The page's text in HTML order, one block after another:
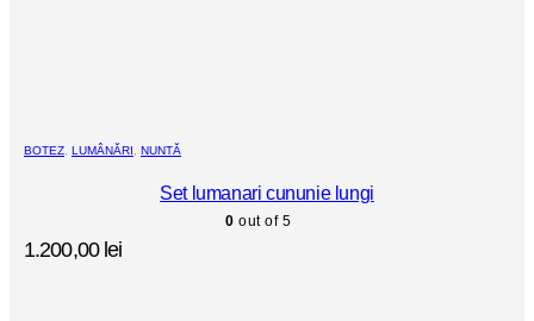
BOTEZ LUMÂNĂRI NUNTĂ
Set lumanari cununie lungi
0 out of 5
1.200,00 lei